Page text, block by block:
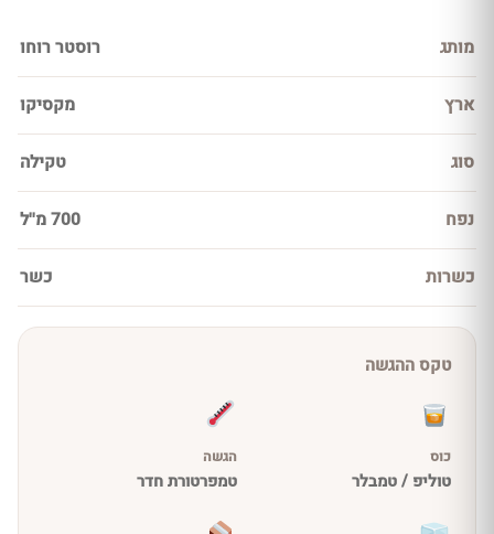
מותג רוסטר רוחו
ארץ מקסיקו
סוג טקילה
נפח 700 מ''ל
כשרות כשר
טקס ההגשה
כוס
טוליפ / טמבלר
הגשה
טמפרטורת חדר